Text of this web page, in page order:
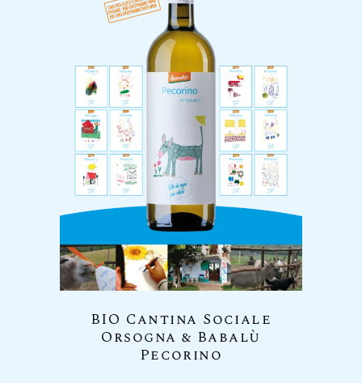
BIO Cantina Sociale
Orsogna & Babalù
Pecorino